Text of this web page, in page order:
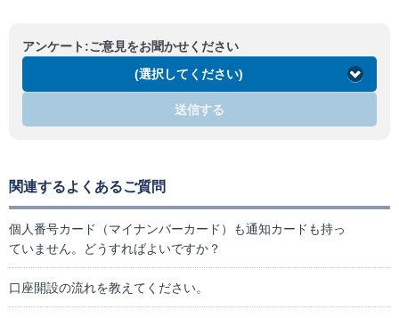
アンケート:ご意見をお聞かせください
(選択してください)
送信する
関連するよくあるご質問
個人番号カード（マイナンバーカード）も通知カードも持っ
ていません。どうすればよいですか？
口座開設の流れを教えてください。